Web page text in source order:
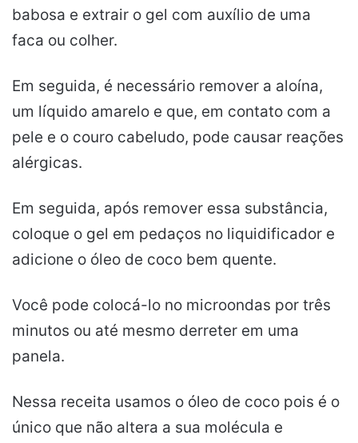
babosa e extrair o gel com auxílio de uma
faca ou colher.
Em seguida, é necessário remover a aloína,
um líquido amarelo e que, em contato com a
pele e o couro cabeludo, pode causar reações
alérgicas.
Em seguida, após remover essa substância,
coloque o gel em pedaços no liquidificador e
adicione o óleo de coco bem quente.
Você pode colocá-lo no microondas por três
minutos ou até mesmo derreter em uma
panela.
Nessa receita usamos o óleo de coco pois é o
único que não altera a sua molécula e